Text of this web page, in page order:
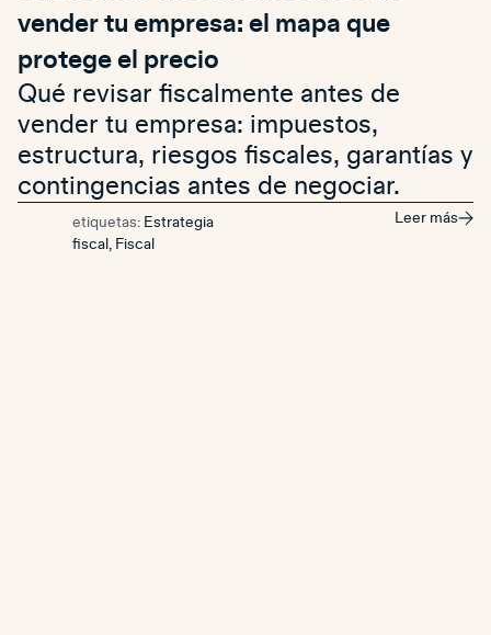
vender tu empresa: el mapa que
protege el precio
Qué revisar fiscalmente antes de
vender tu empresa: impuestos,
estructura, riesgos fiscales, garantías y
contingencias antes de negociar.
etiquetas: Estrategia
fiscal Fiscal
Leer más